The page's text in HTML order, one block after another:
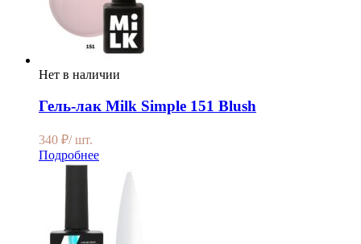
Нет в наличии
Гель-лак Milk Simple 151 Blush
340 ₽/ шт.
Подробнее